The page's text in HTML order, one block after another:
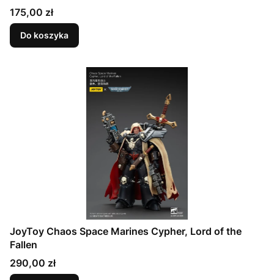
Cena
175,00 zł
Do koszyka
JoyToy Chaos Space Marines Cypher, Lord of the
Fallen
Cena
290,00 zł